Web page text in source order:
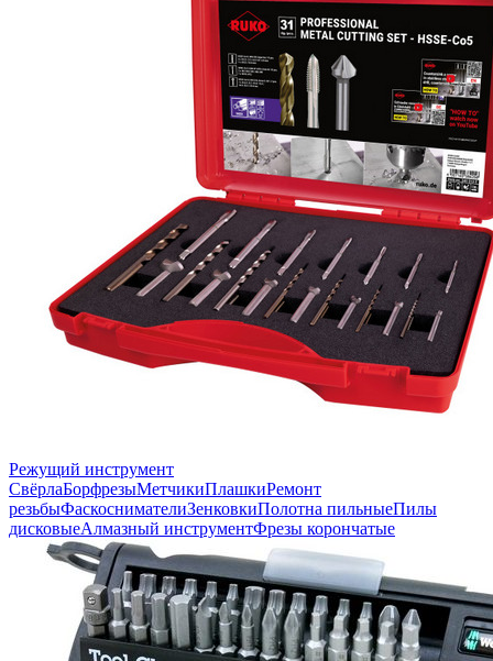
Режущий инструмент
СвёрлаБорфрезыМетчикиПлашкиРемонт
резьбыФаскоснимателиЗенковкиПолотна пильныеПилы
дисковыеАлмазный инструментФрезы корончатые